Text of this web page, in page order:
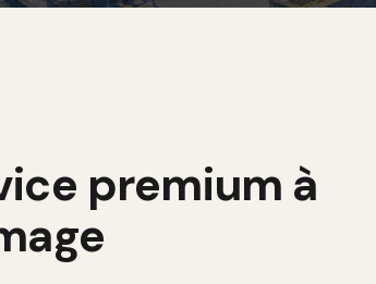
premium à